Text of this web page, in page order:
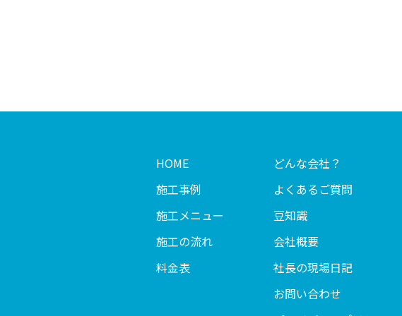
HOME
施工事例
施工メニュー
施工の流れ
料金表
どんな会社？
よくあるご質問
豆知識
会社概要
社長の現場日記
お問い合わせ